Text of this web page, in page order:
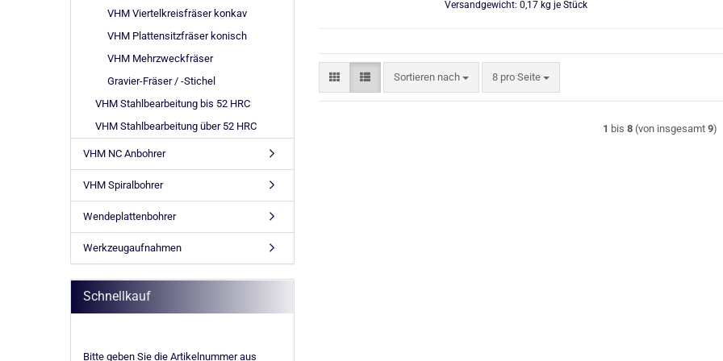
Versandgewicht: 0,17kg je Stück
Sortieren nach
Sortieren nach 8 pro Seite
pro Seite
1 bis8 (von insgesamt9)
VHM Viertelkreisfräser konkav
VHM Plattensitzfräser konisch
VHM Mehrzweckfräser
Gravier-Fräser / -Stichel
VHM Stahlbearbeitung bis 52 HRC
VHM Stahlbearbeitung über 52 HRC
VHM NC Anbohrer
VHM Spiralbohrer
Wendeplattenbohrer
Werkzeugaufnahmen
Schnellkauf
BITTE
Bitte geben Sie die Artikelnummer aus